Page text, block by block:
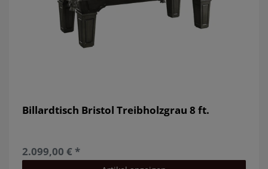
Billardtisch Bristol Treibholzgrau 8 ft.
2.099,00 € *